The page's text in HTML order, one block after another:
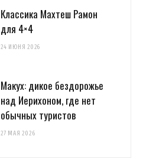
Классика Махтеш Рамон
для 4×4
24 ИЮНЯ 2026
Макух: дикое бездорожье
над Иерихоном, где нет
обычных туристов
27 МАЯ 2026